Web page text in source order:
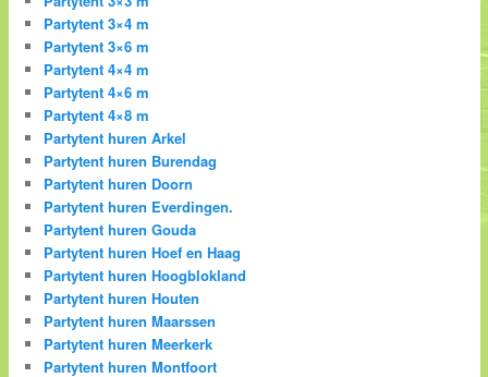
Partytent 3×4 m
Partytent 3×6 m
Partytent 4×4 m
Partytent 4×6 m
Partytent 4×8 m
Partytent huren Arkel
Partytent huren Burendag
Partytent huren Doorn
Partytent huren Everdingen.
Partytent huren Gouda
Partytent huren Hoef en Haag
Partytent huren Hoogblokland
Partytent huren Houten
Partytent huren Maarssen
Partytent huren Meerkerk
Partytent huren Montfoort